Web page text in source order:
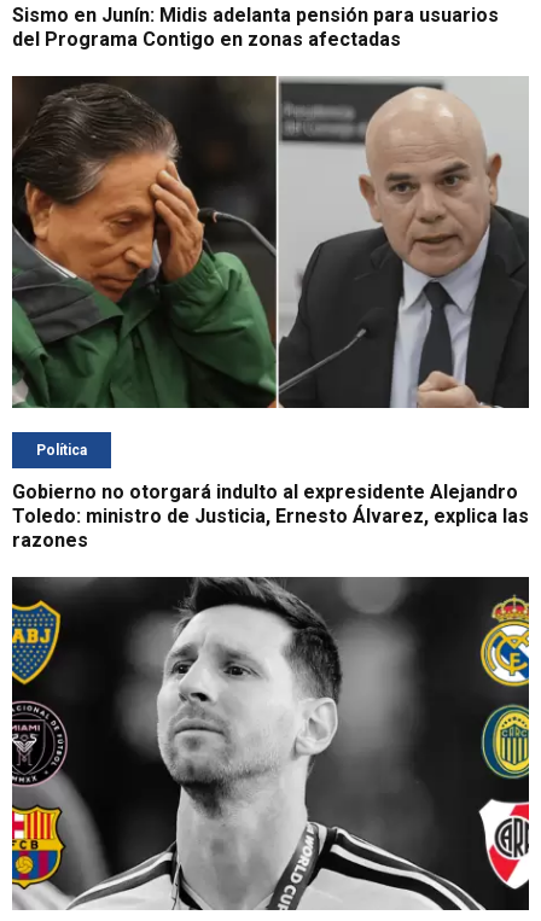
Sismo en Junín: Midis adelanta pensión para usuarios
del Programa Contigo en zonas afectadas
Política
Gobierno no otorgará indulto al expresidente Alejandro
Toledo: ministro de Justicia, Ernesto Álvarez, explica las
razones